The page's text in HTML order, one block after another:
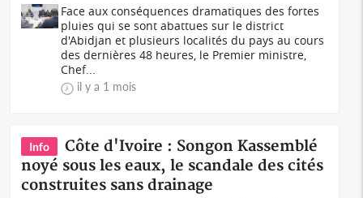
Face aux conséquences dramatiques des fortes
pluies qui se sont abattues sur le district
d'Abidjan et plusieurs localités du pays au cours
des dernières 48 heures, le Premier ministre,
Chef...
il y a 1 mois
Info
Côte d'Ivoire : Songon Kassemblé
noyé sous les eaux, le scandale des cités
construites sans drainage